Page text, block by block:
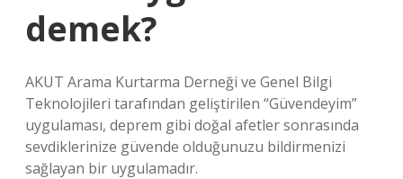
demek?
AKUT Arama Kurtarma Derneği ve Genel Bilgi
Teknolojileri tarafından geliştirilen “Güvendeyim”
uygulaması, deprem gibi doğal afetler sonrasında
sevdiklerinize güvende olduğunuzu bildirmenizi
sağlayan bir uygulamadır.